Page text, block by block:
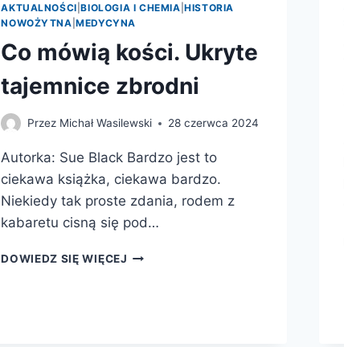
AKTUALNOŚCI |BIOLOGIA I CHEMIA |HISTORIA
NOWOŻYTNA |MEDYCYNA
Co mówią kości. Ukryte
tajemnice zbrodni
Przez Michał Wasilewski 28 czerwca 2024
Autorka: Sue Black Bardzo jest to
ciekawa książka, ciekawa bardzo.
Niekiedy tak proste zdania, rodem z
kabaretu cisną się pod…
DOWIEDZ SIĘ WIĘCEJ CO